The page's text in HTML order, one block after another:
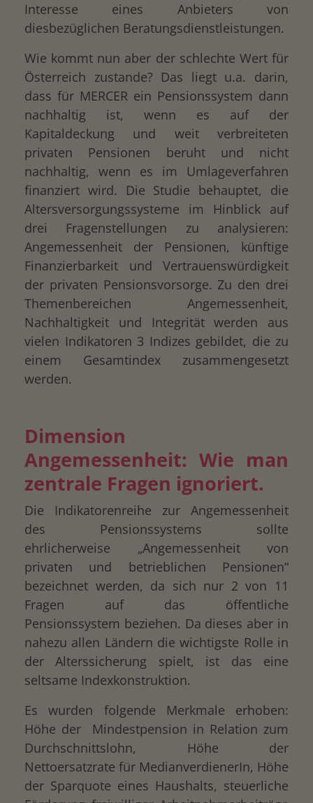
Interesse eines Anbieters von
diesbezüglichen Beratungsdienstleistungen.
Wie kommt nun aber der schlechte Wert für
Österreich zustande? Das liegt u.a. darin,
dass für MERCER ein Pensionssystem dann
nachhaltig ist, wenn es auf der
Kapitaldeckung und weit verbreiteten
privaten Pensionen beruht und nicht
nachhaltig, wenn es im Umlageverfahren
finanziert wird. Die Studie behauptet, die
Altersversorgungssysteme im Hinblick auf
drei Fragenstellungen zu analysieren:
Angemessenheit der Pensionen, künftige
Finanzierbarkeit und Vertrauenswürdigkeit
der privaten Pensionsvorsorge. Zu den drei
Themenbereichen Angemessenheit,
Nachhaltigkeit und Integrität werden aus
vielen Indikatoren 3 Indizes gebildet, die zu
einem Gesamtindex zusammengesetzt
werden.
Dimension
Angemessenheit: Wie man
zentrale Fragen ignoriert.
Die Indikatorenreihe zur Angemessenheit
des Pensionssystems sollte
ehrlicherweise „Angemessenheit von
privaten und betrieblichen Pensionen“
bezeichnet werden, da sich nur 2 von 11
Fragen auf das öffentliche
Pensionssystem beziehen. Da dieses aber in
nahezu allen Ländern die wichtigste Rolle in
der Alterssicherung spielt, ist das eine
seltsame Indexkonstruktion.
Es wurden folgende Merkmale erhoben:
Höhe der Mindestpension in Relation zum
Durchschnittslohn, Höhe der
Nettoersatzrate für MedianverdienerIn, Höhe
der Sparquote eines Haushalts, steuerliche